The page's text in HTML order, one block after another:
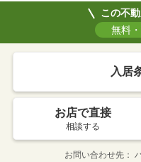
この不
無料
入居
お店で直接
相談する
お問い合わせ先